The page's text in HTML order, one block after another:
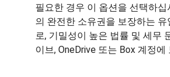
필요한 경우 이 옵션을 선택하십
의 완전한 소유권을 보장하는
로, 기밀성이 높은 법률 및 세무
이브, OneDrive 또는 Box 계정에